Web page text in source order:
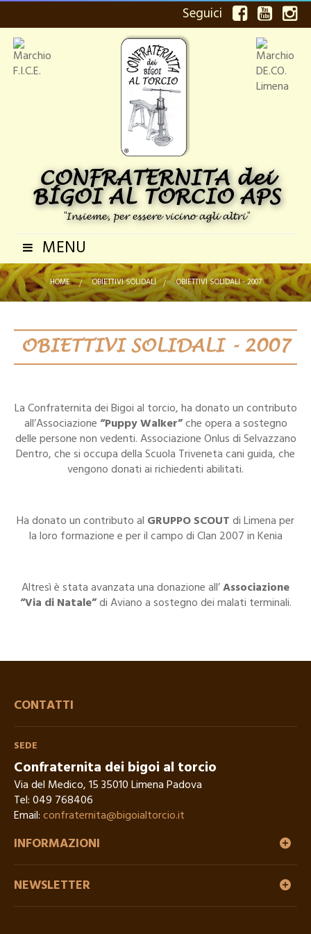
Seguici
CONFRATERNITA dei
BÍGOI AL TORCIO APS
"Insieme, per essere vicino agli altri"
Navigazione
Toggle
MENU
HOME > OBIETTIVI SOLIDALI > OBIETTIVI SOLIDALI - 2007
OBIETTIVI SOLIDALI - 2007
La Confraternita dei Bigoi al torcio, ha donato un contributo
all’Associazione“Puppy Walker”che opera a sostegno
delle persone non vedenti. Associazione Onlus di Selvazzano
Dentro, che si occupa della Scuola Triveneta cani guida, che
vengono donati ai richiedenti abilitati.
Ha donato un contributo al GRUPPO SCOUTdi Limena per
la loro formazione e per il campo di Clan 2007 in Kenia
Altresì è stata avanzata una donazione all’Associazione
“Via di Natale”di Aviano a sostegno dei malati terminali.
CONTATTI
SEDE
Confraternita dei bigoi al torcio
Via del Medico, 15 35010 Limena Padova
Tel:049 768406
Email:confraternita@bigoialtorcio.it
INFORMAZIONI
NEWSLETTER